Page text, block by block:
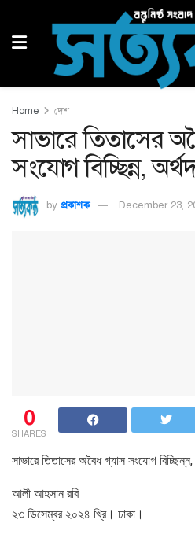
Home দেশ
সাভারে তিতাসের
সংযোগ বিচ্ছিন্ন,
by প্রকাশক December 23,
0
SHARES
সাভারে তিতাসের অবৈধ গ্যাস সংযোগ
আলী আহসান রবি
২৩ ডিসেম্বর ২০২৪ খ্রি। ঢাকা।